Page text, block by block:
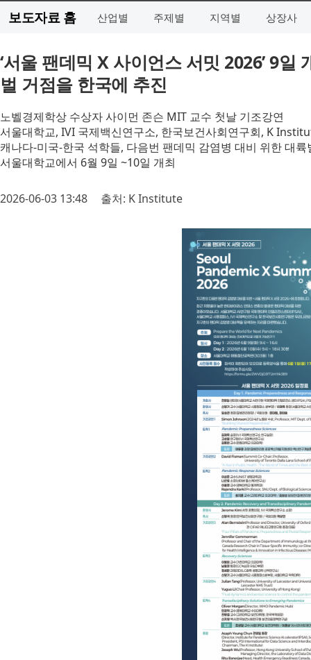
보도자료 홈 산업별 주제별 지역별 상장사
‘서울 팬데믹 X 사이언스 서밋 2026’ 9
벌 거점을 한국에 추진
노벨경제학상 수상자 사이먼 존슨 MIT 교수 첫날 기조강연
서울대학교, IVI 국제백신연구소, 한국보건사회연구회, K
캐나다-미국-한국 석학들, 다음번 팬데믹 감염병 대비 위한 대
서울대학교에서 6월 9일 ~10일 개최
2026-06-03 13:48 출처: K Institute